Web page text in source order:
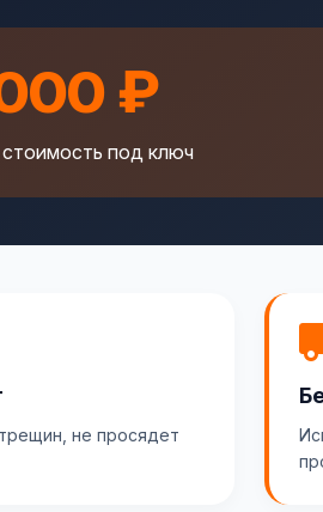
₽
под ключ
не просядет